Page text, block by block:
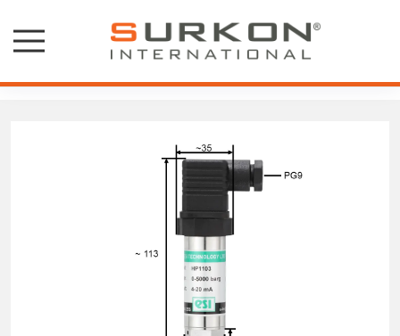
Basınç ve Hararet Ölçümü